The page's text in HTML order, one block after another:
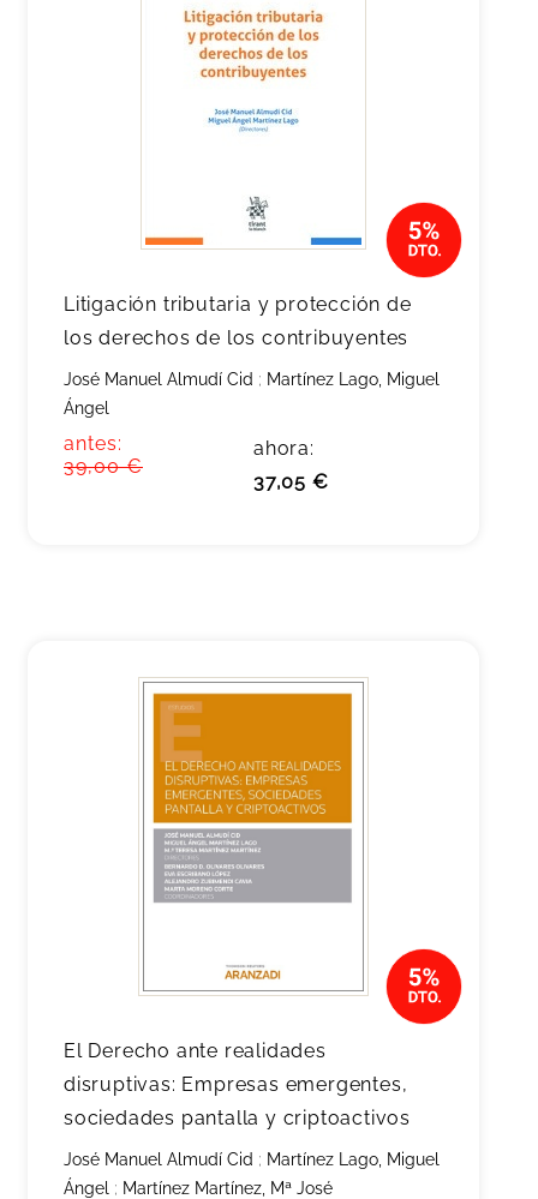
Litigación tributaria y protección de
los derechos de los contribuyentes
José Manuel Almudí Cid ; Martínez Lago, Miguel
Ángel
antes:
39,00 €
ahora:
37,05 €
El Derecho ante realidades
disruptivas: Empresas emergentes,
sociedades pantalla y criptoactivos
José Manuel Almudí Cid ; Martínez Lago, Miguel
Ángel ; Martínez Martínez, Mª José